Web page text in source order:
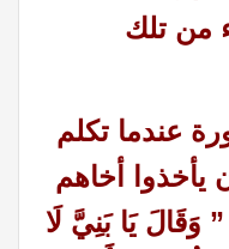
من تلك
عندما تكلم
يأخذوا أخاهم
وَقَالَ يَا بَنِيَّ لَا